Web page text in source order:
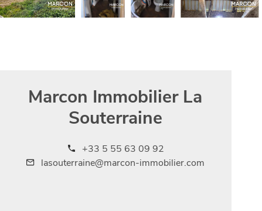
Marcon Immobilier La
Souterraine
+33 5 55 63 09 92
lasouterraine@marcon-immobilier.com